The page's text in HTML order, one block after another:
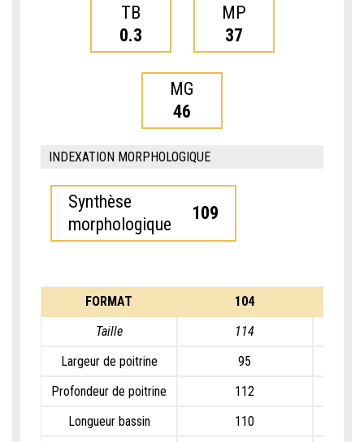
TB
0.3
MP
37
MG
46
INDEXATION MORPHOLOGIQUE
Synthèse
morphologique
109
FORMAT
104
Taille
114
Largeur de poitrine
95
Profondeur de poitrine
112
Longueur bassin
110